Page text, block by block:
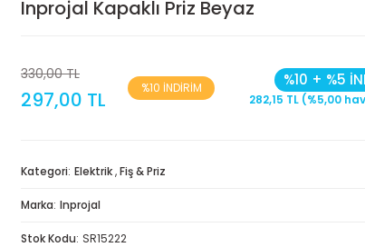
Inprojal Kapaklı Priz Beyaz
330,00 TL
297,00 TL %10 İNDİRİM %10 + %5
282,15 TL (%5,00
Kategori Elektrik,Fiş & Priz
Marka Inprojal
Stok Kodu SR15222